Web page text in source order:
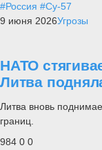
#Россия #Су-57
9 июня 2026Угрозы
НАТО
Литва
Литва вновь
границ.
984 0 0